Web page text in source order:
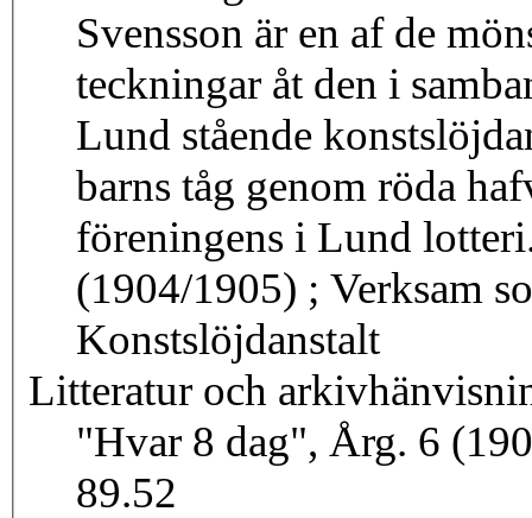
Svensson är en af de
teckningar åt den i
Lund stående
barns tåg genom röda
föreningens i Lund
(1904/1905) ; Verksam som mönsterriterska vid Kulturens
Konstslöjdanstalt
Litteratur och
"Hvar 8 dag", Årg. 6
89.52